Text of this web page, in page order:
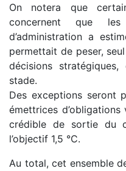
On notera que
concernent que
d’administration a
permettait de peser,
décisions
stade.
Des exceptions seront
émettrices
crédible de sortie du
l’objectif 1,5 °C.
Au total, cet ensemble